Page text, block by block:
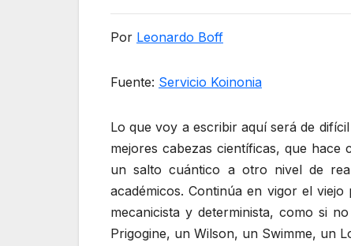
Por Leonardo Boff
Fuente: Servicio Koinonia
Lo que voy a escribir aquí será de
mejores cabezas científicas, que
un salto cuántico a otro nivel de
académicos. Continúa en vigor el
mecanicista y determinista, como si
Prigogine, un Wilson, un Swimme, un